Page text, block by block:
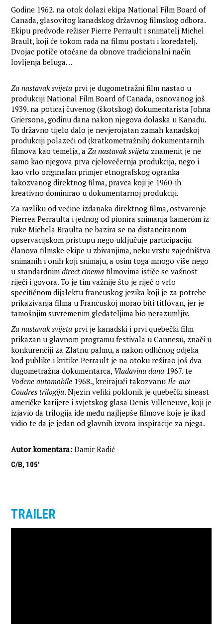
Godine 1962. na otok dolazi ekipa National Film Board of
Canada, glasovitog kanadskog državnog filmskog odbora.
Ekipu predvode režiser Pierre Perrault i snimatelj Michel
Brault, koji će tokom rada na filmu postati i koredatelj.
Dvojac potiče otočane da obnove tradicionalni način
lovljenja beluga…
Za nastavak svijeta prvi je dugometražni film nastao u
produkciji National Film Board of Canada, osnovanog još
1939. na poticaj čuvenog (škotskog) dokumentarista Johna
Griersona, godinu dana nakon njegova dolaska u Kanadu.
To državno tijelo dalo je nevjerojatan zamah kanadskoj
produkciji polazeći od (kratkometražnih) dokumentarnih
filmova kao temelja, a Za nastavak svijeta znamenit je ne
samo kao njegova prva cjelovečernja produkcija, nego i
kao vrlo originalan primjer etnografskog ogranka
takozvanog direktnog filma, pravca koji je 1960-ih
kreativno dominirao u dokumentarnoj produkciji.
Za razliku od većine izdanaka direktnog filma, ostvarenje
Pierrea Perraulta i jednog od pionira snimanja kamerom iz
ruke Michela Braulta ne bazira se na distanciranom
opservacijskom pristupu nego uključuje participaciju
članova filmske ekipe u zbivanjima, neku vrstu zajedništva
snimanih i onih koji snimaju, a osim toga mnogo više nego
u standardnimdirect cinema filmovima ističe se važnost
riječi i govora. To je tim važnije što je riječ o vrlo
specifičnom dijalektu francuskog jezika koji je za potrebe
prikazivanja filma u Francuskoj morao biti titlovan, jer je
tamošnjim suvremenim gledateljima bio nerazumljiv.
Za nastavak svijetaprvi je kanadski i prvi quebečki film
prikazan u glavnom programu festivala u Cannesu, znači u
konkurenciji za Zlatnu palmu, a nakon odličnog odjeka
kod publike i kritike Perrault je na otoku režirao još dva
dugometražna dokumentarca, Vladavinu dana 1967. te
Vodene automobile 1968., kreirajući takozvanuIle-aux-
Coudres trilogiju. Njezin veliki poklonik je quebečki sineast
američke karijere i svjetskog glasa Denis Villeneuve, koji je
izjavio da trilogija ide među najljepše filmove koje je ikad
vidio te da je jedan od glavnih izvora inspiracije za njega.
Autor komentara: Damir Radić
C/B, 105'
TRAILER